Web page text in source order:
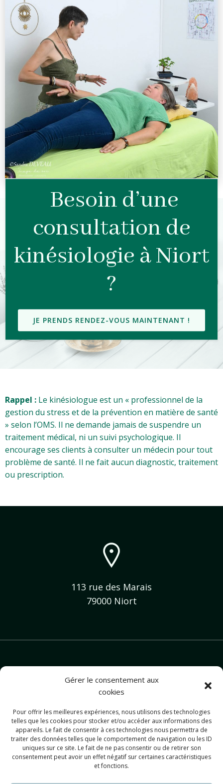
Gérer le consentement aux
cookies
Pour offrir les meilleures expériences, nous utilisons des technologies
telles que les cookies pour stocker et/ou accéder aux informations des
appareils. Le fait de consentir à ces technologies nous permettra de
traiter des données telles que le comportement de navigation ou les ID
uniques sur ce site. Le fait de ne pas consentir ou de retirer son
consentement peut avoir un effet négatif sur certaines caractéristiques
et fonctions.
Besoin d’une
consultation de
kinésiologie à Niort
?
JE PRENDS RENDEZ-VOUS MAINTENANT !
Rappel : Le kinésiologue est un « professionnel de la
gestion du stress et de la prévention en matière de santé
» selon l’OMS. Il ne demande jamais de suspendre un
traitement médical, ni un suivi psychologique. Il
encourage ses clients à consulter un médecin pour tout
problème de santé. Il ne fait aucun diagnostic, traitement
ou prescription.
113 rue des Marais
79000 Niort
contact@christellekinesiologie.com